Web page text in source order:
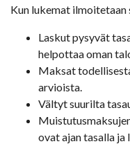
Kun lukemat ilmoitetaan
Laskut pysyvät
helpottaa oman
Maksat
arvioista.
Vältyt suurilta
ovat ajan tasalla